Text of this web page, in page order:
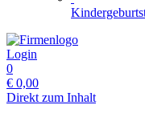
Login
0
€ 0,00
Direkt zum Inhalt